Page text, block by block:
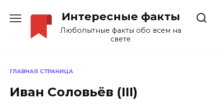
содержанию
Интересные факты
Любопытные факты обо всем на
свете
ГЛАВНАЯ СТРАНИЦА
Иван Соловьёв (III)